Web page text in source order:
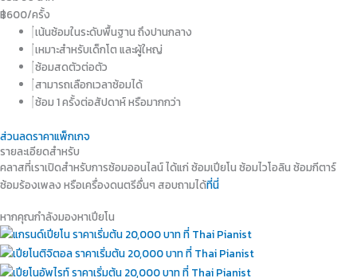
฿600/ครั้ง
เน้นซ้อมในระดับพื้นฐาน ถึงปานกลาง
เหมาะสำหรับเด็กโต และผู้ใหญ่
ซ้อมสดตัวต่อตัว
สามารถเลือกเวลาซ้อมได้
ซ้อม 1 ครั้งต่อสัปดาห์ หรือมากกว่า
ส่วนลดราคาแพ็กเกจ
รายละเอียดสำหรับ
คลาสที่เราเปิดสำหรับการซ้อมออนไลน์ ได้แก่ ซ้อมเปียโน ซ้อมไวโอลิน ซ้อมกีตาร์
ซ้อมร้องเพลง หรือเครื่องดนตรีอื่นๆ สอบถามได้ที่นี่
หากคุณกำลังมองหาเปียโน